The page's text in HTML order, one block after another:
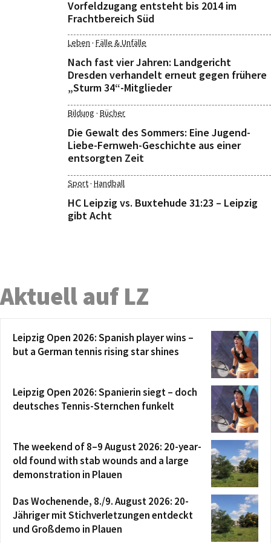
Vorfeldzugang entsteht bis 2014 im
Frachtbereich Süd
Leben · Fälle & Unfälle
Nach fast vier Jahren: Landgericht
Dresden verhandelt erneut gegen frühere
„Sturm 34“-Mitglieder
Bildung · Bücher
Die Gewalt des Sommers: Eine Jugend-
Liebe-Fernweh-Geschichte aus einer
entsorgten Zeit
Sport· Handball
HC Leipzig vs. Buxtehude 31:23 – Leipzig
gibt Acht
Aktuell auf LZ
Leipzig Open 2026: Spanish player wins –
but a German tennis rising star shines
Leipzig Open 2026: Spanierin siegt – doch
deutsches Tennis-Sternchen funkelt
The weekend of 8–9 August 2026: 20-year-
old found with stab wounds and a large
demonstration in Plauen
Das Wochenende, 8./9. August 2026: 20-
Jähriger mit Stichverletzungen entdeckt
und Großdemo in Plauen